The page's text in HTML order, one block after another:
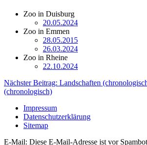
Zoo in Duisburg
20.05.2024
Zoo in Emmen
28.05.2015
26.03.2024
Zoo in Rheine
22.10.2024
Nächster Beitrag: Landschaften
(chronologisch)
Impressum
Datenschutzerklärung
Sitemap
E-Mail: Diese E-Mail-Adresse ist vor